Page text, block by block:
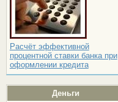
Расчёт эффективной
процентной ставки банка при
оформлении кредита
Деньги